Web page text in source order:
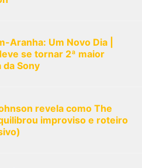
Aranha: Um Novo Dia |
se tornar 2ª maior
Sony
revela como The
improviso e roteiro